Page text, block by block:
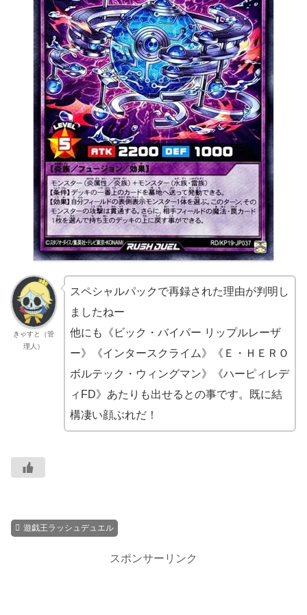
きゃすと（管
理人）
スペシャルパックで再録された理由が判明し
ましたねー
他にも《ビック・バイパー リップルレーザ
ー》《インタースクライム》《Ｅ・ＨＥＲＯ
ボルテック・ウィングマン》《ハーピィレデ
ィFD》あたりも出せるとの事です。既に結
構凄い顔ぶれだ！
遊戯王ラッシュデュエル
スポンサーリンク